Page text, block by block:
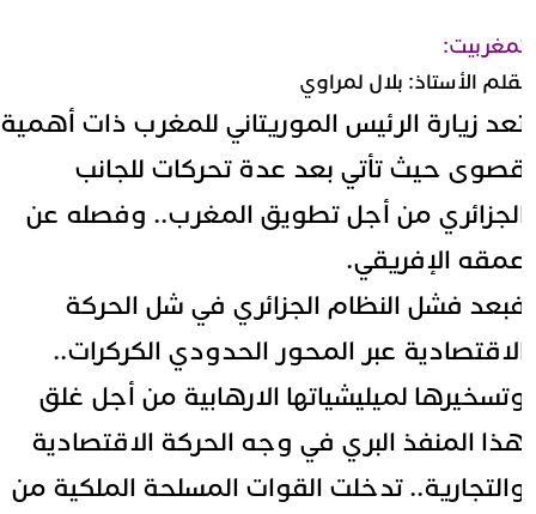
الأستاذ: بلال لمراوي
زيارة الرئيس الموريتاني للمغرب ذات أهمية
حيث تأتي بعد عدة تحركات للجانب
من أجل تطويق المغرب.. وفصله عن
الإفريقي.
فشل النظام الجزائري في شل الحركة
عبر المحور الحدودي الكركرات..
لميليشياتها الارهابية من أجل غلق
المنفذ البري في وجه الحركة الاقتصادية
تدخلت القوات المسلحة الملكية من